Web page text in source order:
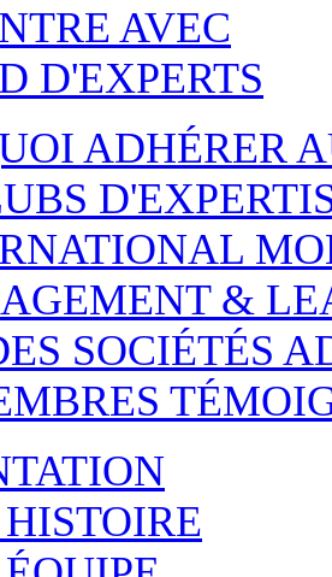
AVEC
D'EXPERTS
ADHÉRER
&
SOCIÉTÉS